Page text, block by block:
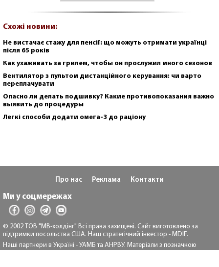
Схожі новини:
Не вистачає стажу для пенсії: що можуть отримати українці
після 65 років
Как ухаживать за грилем, чтобы он прослужил много сезонов
Вентилятор з пультом дистанційного керування: чи варто
переплачувати
Опасно ли делать подшивку? Какие противопоказания важно
выявить до процедуры
Легкі способи додати омега-3 до раціону
Про нас Реклама Контакти
Ми у соцмережах
© 2002 ТОВ "МВ-холдінг" Всі права захищені. Сайт виготовлено за
підтримки посольства США. Наш стратегічний інвестор - MDIF.
Наші партнери в Україні - УАМБ та АНРВУ. Матеріали з позначкою